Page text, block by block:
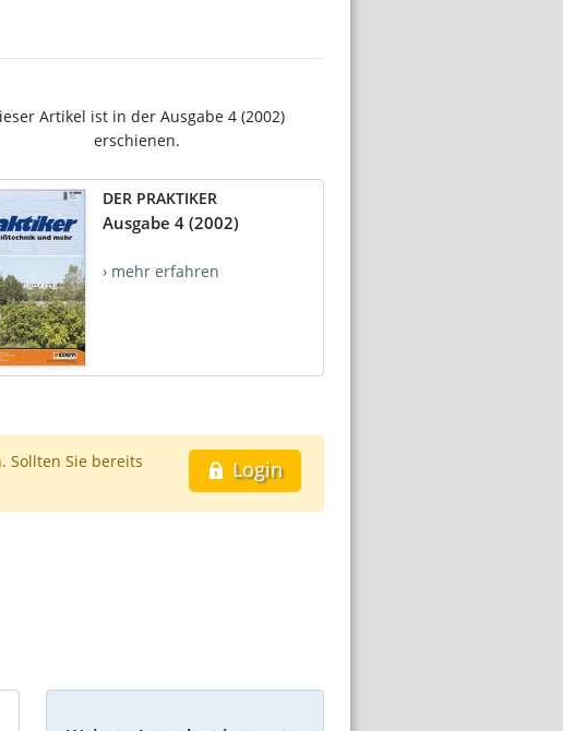
Artikel ist in der Ausgabe 4 (2002)
erschienen.
DER PRAKTIKER
Ausgabe 4 (2002)
› mehr erfahren
Login
Sollten Sie bereits